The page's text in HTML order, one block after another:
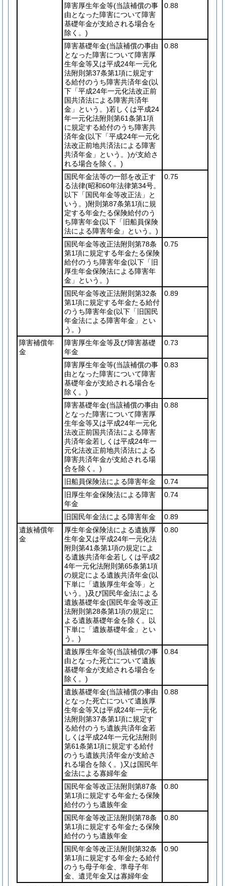
障害厚生年金等(当該補償の事
由となった障害について障害
基礎年金が支給される場合を
除く。)
0.88
障害基礎年金(当該補償の事由
となった障害について障害厚
生年金等又は平成24年一元化
法附則第37条第1項に規定す
る給付のうち障害共済年金(以
下「平成24年一元化法改正前
国共済法による障害共済年
金」という。)若しくは平成24
年一元化法附則第61条第1項
に規定する給付のうち障害共
済年金(以下「平成24年一元化
法改正前地共済法による障害
共済年金」という。)が支給さ
れる場合を除く。)
0.88
国民年金法等の一部を改正す
る法律(昭和60年法律第34号。
以下「国民年金等改正法」と
いう。)附則第87条第1項に規
定する年金たる保険給付のう
ち障害年金(以下「旧船員保険
法による障害年金」という。)
0.75
国民年金等改正法附則第78条
第1項に規定する年金たる保険
給付のうち障害年金(以下「旧
厚生年金保険法による障害年
金」という。)
0.75
国民年金等改正法附則第32条
第1項に規定する年金たる給付
のうち障害年金(以下「旧国民
年金法による障害年金」とい
う。)
0.89
障害補償年
金
障害厚生年金等及び障害基礎
年金
0.73
障害厚生年金等(当該補償の事
由となった障害について障害
基礎年金が支給される場合を
除く。)
0.83
障害基礎年金(当該補償の事由
となった障害について障害厚
生年金等又は平成24年一元化
法改正前国共済法による障害
共済年金若しくは平成24年一
元化法改正前地共済法による
障害共済年金が支給される場
合を除く。)
0.88
旧船員保険法による障害年金
0.74
旧厚生年金保険法による障害
年金
0.74
旧国民年金法による障害年金
0.89
遺族補償年
金
厚生年金保険法による遺族厚
生年金又は平成24年一元化法
附則第41条第1項の規定によ
る遺族共済年金若しくは平成2
4年一元化法附則第65条第1項
の規定による遺族共済年金(以
下単に「遺族厚生年金等」と
いう。)及び国民年金法による
遺族基礎年金(国民年金等改正
法附則第28条第1項の規定に
よる遺族基礎年金を除く。以
下単に「遺族基礎年金」とい
う。)
0.80
遺族厚生年金等(当該補償の事
由となった死亡について遺族
基礎年金が支給される場合を
除く。)
0.84
遺族基礎年金(当該補償の事由
となった死亡について遺族厚
生年金等又は平成24年一元化
法附則第37条第1項に規定す
る給付のうち遺族共済年金若
しくは平成24年一元化法附則
第61条第1項に規定する給付
のうち遺族共済年金が支給さ
れる場合を除く。)又は国民年
金法による寡婦年金
0.88
国民年金等改正法附則第87条
第1項に規定する年金たる保険
給付のうち遺族年金
0.80
国民年金等改正法附則第78条
第1項に規定する年金たる保険
給付のうち遺族年金
0.80
国民年金等改正法附則第32条
第1項に規定する年金たる給付
のうち母子年金、準母子年
金、遺児年金又は寡婦年金
0.90